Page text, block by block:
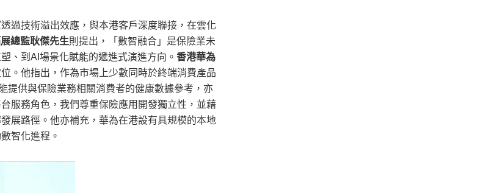
過技術溢出效應，與本港客戶深度聯接，在雲化
總監耿傑先生則提出，「數智融合」是保險業未
、到AI場景化賦能的遞進式演進方向。 香港華為
。他指出，作為市場上少數同時於終端消費產品
提供與保險業務相關消費者的健康數據參考，亦
服務角色，我們尊重保險應用開發獨立性，並藉
展路徑。他亦補充，華為在港設有具規模的本地
智化進程。